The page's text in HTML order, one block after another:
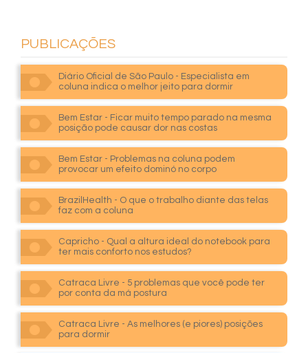
PUBLICAÇÕES
Diário Oficial de São Paulo - Especialista em
coluna indica o melhor jeito para dormir
Bem Estar - Ficar muito tempo parado na mesma
posição pode causar dor nas costas
Bem Estar - Problemas na coluna podem
provocar um efeito dominó no corpo
BrazilHealth - O que o trabalho diante das telas
faz com a coluna
Capricho - Qual a altura ideal do notebook para
ter mais conforto nos estudos?
Catraca Livre - 5 problemas que você pode ter
por conta da má postura
Catraca Livre - As melhores (e piores) posições
para dormir